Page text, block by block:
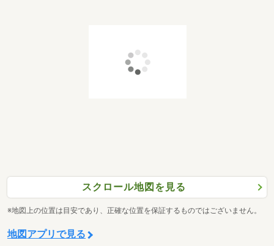
スクロール地図を見る
※地図上の位置は目安であり、正確な位置を保証するものではございません。
地図アプリで見る